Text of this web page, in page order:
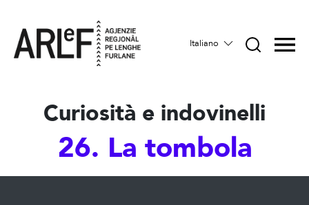
Italiano
Curiosità e indovinelli
26. La tombola